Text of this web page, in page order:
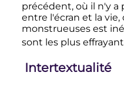
précédent, où il n'y a
entre l'écran et la
monstrueuses est
sont les plus
Intertextualité